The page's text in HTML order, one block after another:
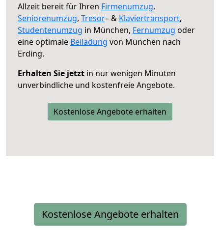
Allzeit bereit für Ihren Firmenumzug,
Seniorenumzug, Tresor– & Klaviertransport,
Studentenumzug in München, Fernumzug oder
eine optimale Beiladung von München nach
Erding.
Erhalten Sie jetzt in nur wenigen Minuten
unverbindliche und kostenfreie Angebote.
Kostenlose Angebote erhalten
Kostenlose Angebote erhalten